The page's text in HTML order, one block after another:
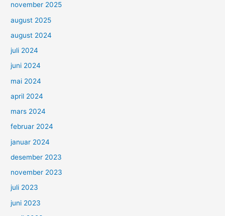
november 2025
august 2025
august 2024
juli 2024
juni 2024
mai 2024
april 2024
mars 2024
februar 2024
januar 2024
desember 2023
november 2023
juli 2023
juni 2023